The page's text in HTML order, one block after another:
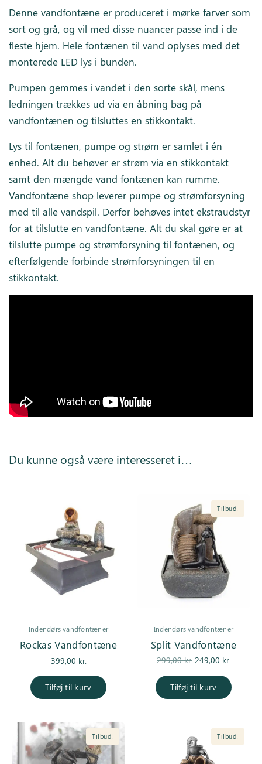
Denne vandfontæne er produceret i mørke farver som
sort og grå, og vil med disse nuancer passe ind i de
fleste hjem. Hele fontænen til vand oplyses med det
monterede LED lys i bunden.
Pumpen gemmes i vandet i den sorte skål, mens
ledningen trækkes ud via en åbning bag på
vandfontænen og tilsluttes en stikkontakt.
Lys til fontænen, pumpe og strøm er samlet i én
enhed. Alt du behøver er strøm via en stikkontakt
samt den mængde vand fontænen kan rumme.
Vandfontæne shop leverer pumpe og strømforsyning
med til alle vandspil. Derfor behøves intet ekstraudstyr
for at tilslutte en vandfontæne. Alt du skal gøre er at
tilslutte pumpe og strømforsyning til fontænen, og
efterfølgende forbinde strømforsyningen til en
stikkontakt.
Du kunne også være interesseret i…
Indendørs vandfontæner
Rockas Vandfontæne
399,00 kr.
Tilføj til kurv
Tilbud!
Indendørs vandfontæner
Split Vandfontæne
299,00kr.
Den
pris var:
299,00 kr..
249,00 kr.
Tilføj til kurv
Tilbud! Tilbud!